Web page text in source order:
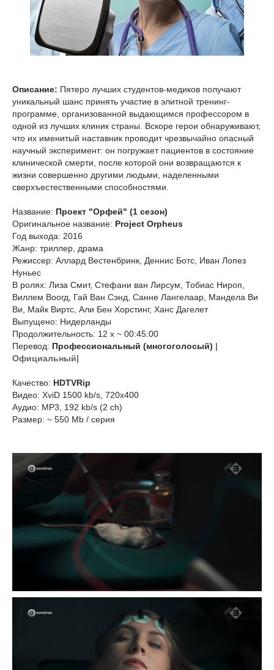
Описание: Пятеро лучших студентов-медиков получают
уникальный шанс принять участие в элитной тренинг-
программе, организованной выдающимся профессором в
одной из лучших клиник страны. Вскоре герои обнаруживают,
что их именитый наставник проводит чрезвычайно опасный
научный эксперимент: он погружает пациентов в состояние
клинической смерти, после которой они возвращаются к
жизни совершенно другими людьми, наделенными
сверхъестественными способностями.
Название: Проект "Орфей" (1 сезон)
Оригинальное название: Project Orpheus
Год выхода: 2016
Жанр: триллер, драма
Режиссер: Аллард Вестенбринк, Деннис Ботс, Иван Лопез
Нуньес
В ролях: Лиза Смит, Стефани ван Лирсум, Тобиас Нироп,
Виллем Воогд, Гай Ван Сэнд, Санне Лангелаар, Мандела Ви
Ви, Майк Виртс, Али Бен Хорстинг, Ханс Дагелет
Выпущено: Нидерланды
Продолжительность: 12 х ~ 00:45:00
Перевод: Профессиональный (многоголосый) |
Официальный|
Качество: HDTVRip
Видео: XviD 1500 kb/s, 720x400
Аудио: MP3, 192 kb/s (2 ch)
Размер: ~ 550 Mb / серия